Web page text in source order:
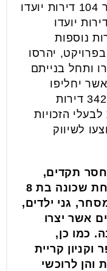
בארבעה בניינים חדשים, כאשר 104 דירות יועדו
הזכויות במתחם ו-226 דירות יועדו
עם פינוי 112 דירות נוספות
יהרסו
ותחל בנייתם
יחליפו
אותם. בשלב ב' תקים החברה 342 דירות
לבעלי הזכויות
יוצעו לשיווק
תקדים,
החברה תקים בעת ובעונה אחת שכונה בת 8
שטחי מסחר, גני ילדים,
אשר יצרו
כמו כן,
וקניון קריית
והן לרוכשי